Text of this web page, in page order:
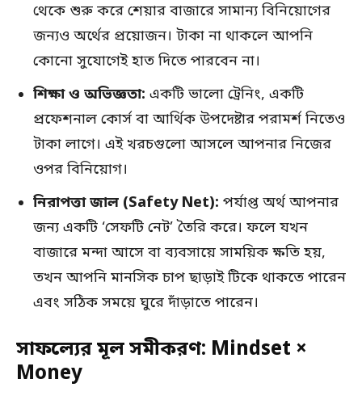
থেকে শুরু করে শেয়ার বাজারে সামান্য বিনিয়োগের
জন্যও অর্থের প্রয়োজন। টাকা না থাকলে আপনি
কোনো সুযোগেই হাত দিতে পারবেন না।
শিক্ষা ও অভিজ্ঞতা: একটি ভালো ট্রেনিং, একটি
প্রফেশনাল কোর্স বা আর্থিক উপদেষ্টার পরামর্শ নিতেও
টাকা লাগে। এই খরচগুলো আসলে আপনার নিজের
ওপর বিনিয়োগ।
নিরাপত্তা জাল (Safety Net): পর্যাপ্ত অর্থ আপনার
জন্য একটি ‘সেফটি নেট’ তৈরি করে। ফলে যখন
বাজারে মন্দা আসে বা ব্যবসায়ে সাময়িক ক্ষতি হয়,
তখন আপনি মানসিক চাপ ছাড়াই টিকে থাকতে পারেন
এবং সঠিক সময়ে ঘুরে দাঁড়াতে পারেন।
সাফল্যের মূল সমীকরণ: Mindset ×
Money